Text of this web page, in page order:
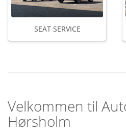
SEAT SERVICE
Velkommen til
Hørsholm